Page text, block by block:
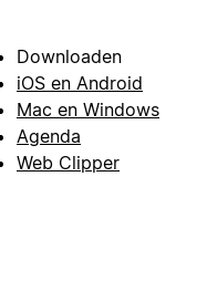
Downloaden
iOS en Android
Mac en Windows
Agenda
Web Clipper